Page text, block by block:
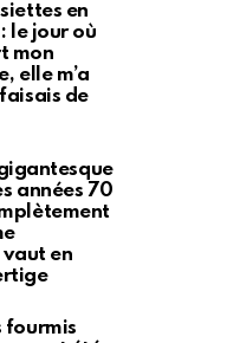
en
le jour où
mon
elle m’a
de
années 70
vaut en
fourmis